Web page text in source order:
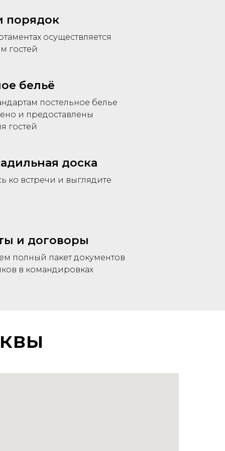
порядок
осуществляется
гостей
бельё
постельное белье
и предоставлены
гостей
доска
ко встречи и выглядите
и договоры
полный пакет документов
в командировках